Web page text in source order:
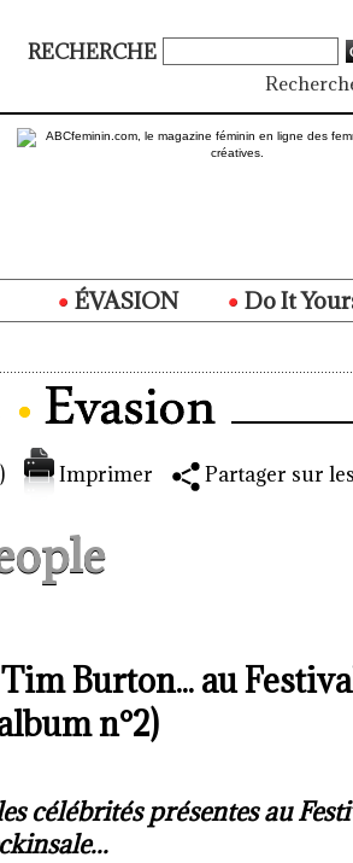
RECHERCHE
ÉVASION Do It
Imprimer Partager sur
Burton... au
n°2)
célébrités présentes au